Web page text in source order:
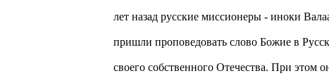
лет назад русские миссионеры - иноки
пришли проповедовать слово Божие в
своего собственного Отечества. При этом